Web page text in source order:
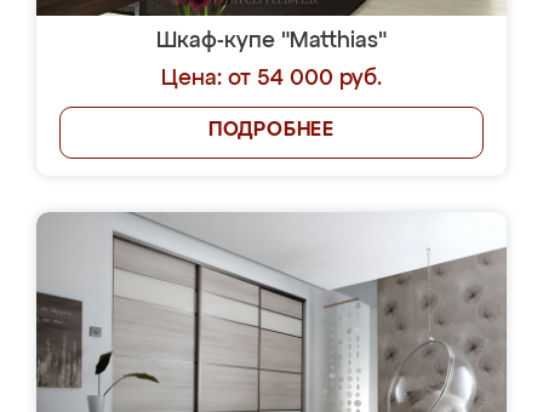
Шкаф-купе "Matthias"
Цена: от 54 000 руб.
ПОДРОБНЕЕ